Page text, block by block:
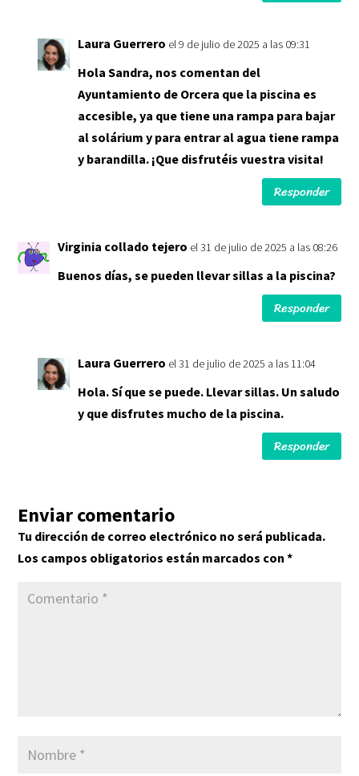
Laura Guerrero el 9 de julio de 2025 a las 09:31
Hola Sandra, nos comentan del
Ayuntamiento de Orcera que la piscina es
accesible, ya que tiene una rampa para bajar
al solárium y para entrar al agua tiene rampa
y barandilla. ¡Que disfrutéis vuestra visita!
Responder
Virginia collado tejero el 31 de julio de 2025 a las 08:26
Buenos días, se pueden llevar sillas a la piscina?
Responder
Laura Guerrero el 31 de julio de 2025 a las 11:04
Hola. Sí que se puede. Llevar sillas. Un saludo
y que disfrutes mucho de la piscina.
Responder
Enviar comentario
Tu dirección de correo electrónico no será publicada.
Los campos obligatorios están marcados con*